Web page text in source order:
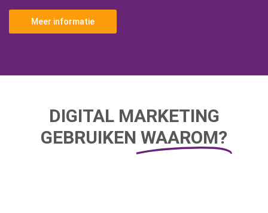
Meer informatie
DIGITAL MARKETING
GEBRUIKEN WAAROM?